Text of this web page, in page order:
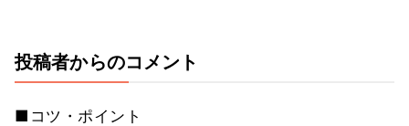
投稿者からのコメント
■コツ・ポイント